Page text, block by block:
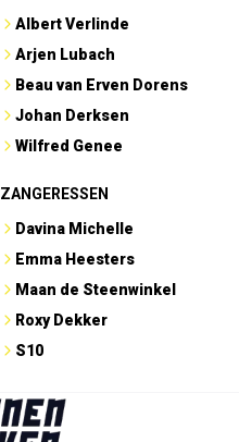
Albert Verlinde
Arjen Lubach
Beau van Erven Dorens
Johan Derksen
Wilfred Genee
ZANGERESSEN
Davina Michelle
Emma Heesters
Maan de Steenwinkel
Roxy Dekker
S10